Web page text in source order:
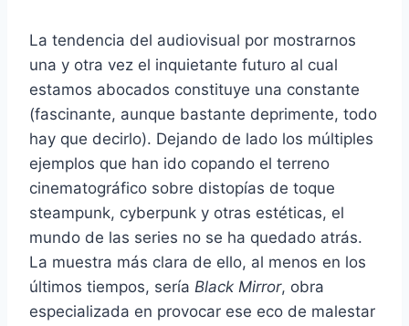
La tendencia del audiovisual por mostrarnos
una y otra vez el inquietante futuro al cual
estamos abocados constituye una constante
(fascinante, aunque bastante deprimente, todo
hay que decirlo). Dejando de lado los múltiples
ejemplos que han ido copando el terreno
cinematográfico sobre distopías de toque
steampunk, cyberpunk y otras estéticas, el
mundo de las series no se ha quedado atrás.
La muestra más clara de ello, al menos en los
últimos tiempos, sería Black Mirror, obra
especializada en provocar ese eco de malestar